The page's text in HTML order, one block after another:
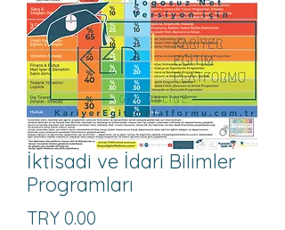
İktisadi ve İdari Bilimler
Programları
TRY 0.00